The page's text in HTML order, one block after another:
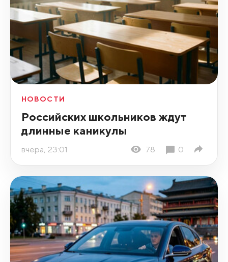
НОВОСТИ
Российских школьников ждут
длинные каникулы
вчера, 23:01 78 0